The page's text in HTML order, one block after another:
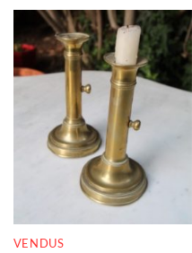
RUPTURE DE STOCK
VENDUS